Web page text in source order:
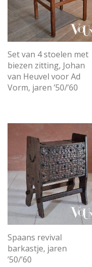
Set van 4 stoelen met
biezen zitting, Johan
van Heuvel voor Ad
Vorm, jaren ’50/’60
Spaans revival
barkastje, jaren
’50/’60